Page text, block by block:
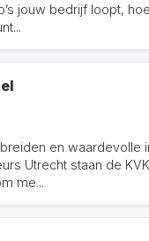
jouw bedrijf loopt,
en waardevolle
Utrecht staan de
me...